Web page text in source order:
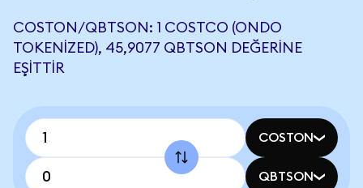
COSTON/QBTSON: 1 COSTCO (ONDO
TOKENIZED), 45,9077 QBTSON DEĞERINE
EŞITTIR
COSTON
QBTSON